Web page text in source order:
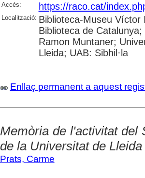
Accés: https://raco.cat/
Localització: Biblioteca-Museu Víctor
Biblioteca de
Ramon Muntaner;
Lleida; UAB: Sibhil·la
Enllaç permanent a aquest
Memòria de l'activitat del
de la Universitat de
Prats, Carme